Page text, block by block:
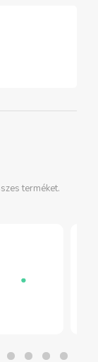
terméket.